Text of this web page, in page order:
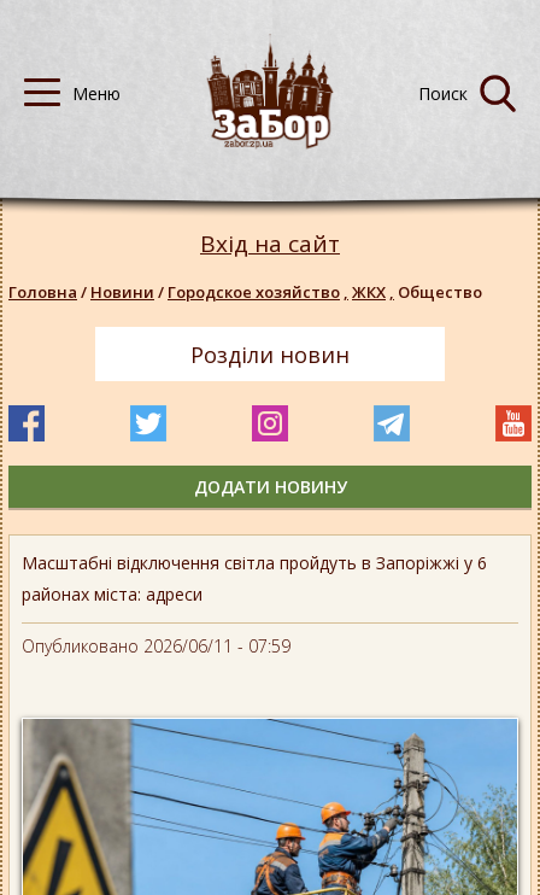
Масштабні відключення світла пройдуть в Запоріжжі у 6
районах міста: адреси
Опубликовано 2026/06/11 - 07:59
Вхід на сайт
Головна / Новини / Городское хозяйство , ЖКХ , Общество
Розділи новин
ДОДАТИ НОВИНУ